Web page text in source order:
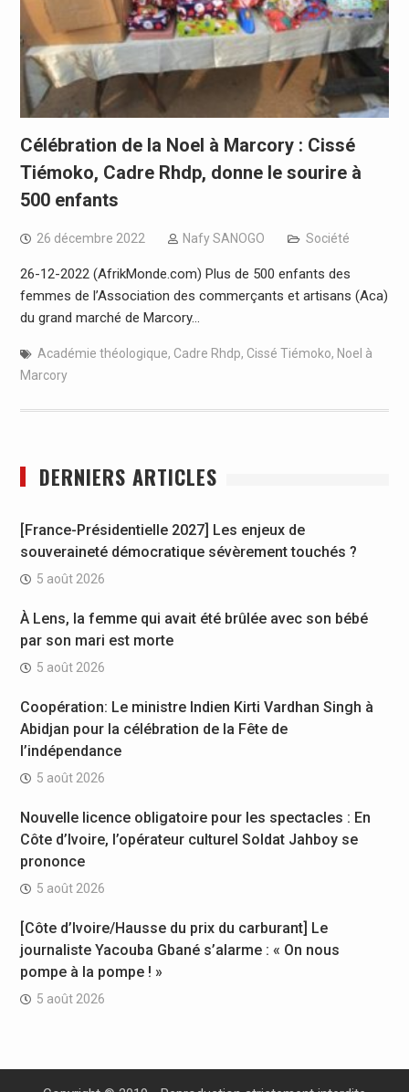
Célébration de la Noel à Marcory : Cissé
Tiémoko, Cadre Rhdp, donne le sourire à
500 enfants
26 décembre 2022 Nafy SANOGO Société
26-12-2022 (AfrikMonde.com) Plus de 500 enfants des
femmes de l’Association des commerçants et artisans (Aca)
du grand marché de Marcory…
Académie théologique, Cadre Rhdp, Cissé Tiémoko, Noel à
Marcory
DERNIERS ARTICLES
[France-Présidentielle 2027] Les enjeux de
souveraineté démocratique sévèrement touchés ?
5 août 2026
À Lens, la femme qui avait été brûlée avec son bébé
par son mari est morte
5 août 2026
Coopération: Le ministre Indien Kirti Vardhan Singh à
Abidjan pour la célébration de la Fête de
l’indépendance
5 août 2026
Nouvelle licence obligatoire pour les spectacles : En
Côte d’Ivoire, l’opérateur culturel Soldat Jahboy se
prononce
5 août 2026
[Côte d’Ivoire/Hausse du prix du carburant] Le
journaliste Yacouba Gbané s’alarme : « On nous
pompe à la pompe ! »
5 août 2026